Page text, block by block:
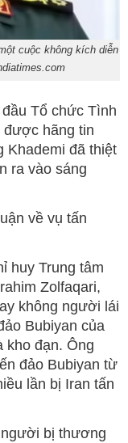
cuộc không kích diễn
Tổ chức Tình
được hãng tin
Khademi đã thiệt
ra vào sáng
về vụ tấn
huy Trung tâm
Zolfaqari,
không người lái
Bubiyan của
kho đạn. Ông
đảo Bubiyan từ
lần bị Iran tấn
bị thương